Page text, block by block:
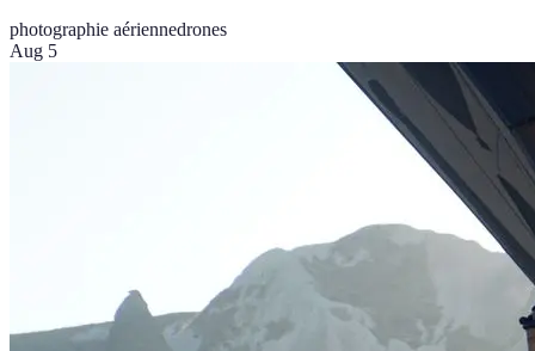
photographie aériennedrones
Aug 5